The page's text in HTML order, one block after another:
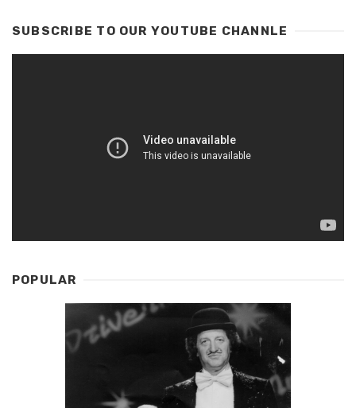
SUBSCRIBE TO OUR YOUTUBE CHANNLE
POPULAR